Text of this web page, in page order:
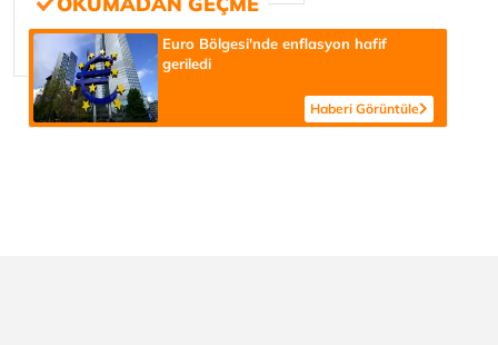
Euro Bölgesi'nde enflasyon hafif
geriledi
Haberi Görüntüle